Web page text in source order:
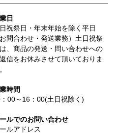
日
祝祭日・年末年始を除く平日
お問合わせ・発送業務）土日祝祭
、商品の発送・問い合わせへの
信をお休みさせて頂いておりま
時間
00～16：00(土日祝除く)
ルでのお問い合わせ
ルアドレス